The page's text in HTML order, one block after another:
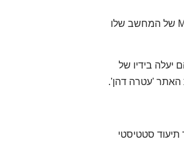
הנהלת האתר שומרת לעצמה את הזכות לחסום כל משתמש ובין אם על ידי חסימת כתובת הIP של המחשב שלו, כתובת הMACID של המחשב שלו
בידיו של
האתר 'עטרה דהן'.
סטטיסטי